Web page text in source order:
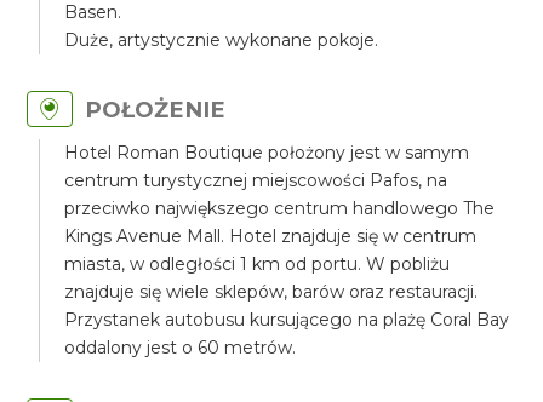
Basen.
Duże, artystycznie wykonane pokoje.
POŁOŻENIE
Hotel Roman Boutique położony jest w samym
centrum turystycznej miejscowości Pafos, na
przeciwko największego centrum handlowego The
Kings Avenue Mall. Hotel znajduje się w centrum
miasta, w odległości 1 km od portu. W pobliżu
znajduje się wiele sklepów, barów oraz restauracji.
Przystanek autobusu kursującego na plażę Coral Bay
oddalony jest o 60 metrów.